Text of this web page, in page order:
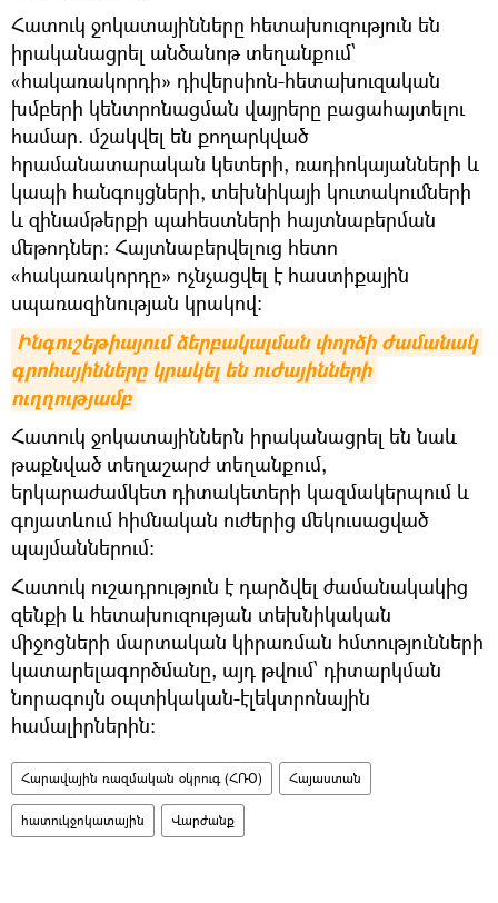
Հատուկ ջոկատայինները հետախուզություն են
իրականացրել անծանոթ տեղանքում՝
«հակառակորդի» դիվերսիոն-հետախուզական
խմբերի կենտրոնացման վայրերը բացահայտելու
համար. մշակվել են քողարկված
հրամանատարական կետերի, ռադիոկայանների և
կապի հանգույցների, տեխնիկայի կուտակումների
և զինամթերքի պահեստների հայտնաբերման
մեթոդներ: Հայտնաբերվելուց հետո
«հակառակորդը» ոչնչացվել է հաստիքային
սպառազինության կրակով։
Ինգուշեթիայում ձերբակալման փորձի ժամանակ
գրոհայինները կրակել են ուժայինների
ուղղությամբ
Հատուկ ջոկատայիններն իրականացրել են նաև
թաքնված տեղաշարժ տեղանքում,
երկարաժամկետ դիտակետերի կազմակերպում և
գոյատևում հիմնական ուժերից մեկուսացված
պայմաններում։
Հատուկ ուշադրություն է դարձվել ժամանակակից
զենքի և հետախուզության տեխնիկական
միջոցների մարտական կիրառման հմտությունների
կատարելագործմանը, այդ թվում՝ դիտարկման
նորագույն օպտիկական-էլեկտրոնային
համալիրներին:
Հարավային ռազմական օկրուգ (ՀՌՕ) Հայաստան
հատուկջոկատային Վարժանք